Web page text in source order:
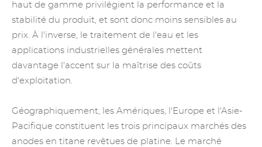
haut de gamme privilégient la performance et la
stabilité du produit, et sont donc moins sensibles au
prix. À l'inverse, le traitement de l'eau et les
applications industrielles générales mettent
davantage l'accent sur la maîtrise des coûts
d'exploitation.
Géographiquement, les Amériques, l'Europe et l'Asie-
Pacifique constituent les trois principaux marchés des
anodes en titane revêtues de platine. Le marché